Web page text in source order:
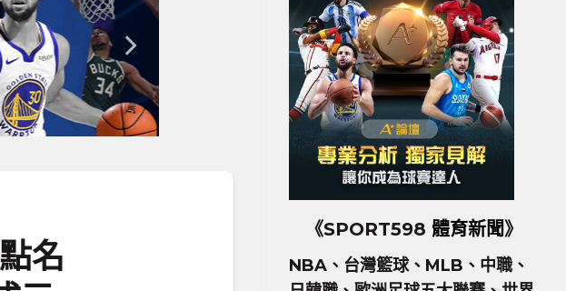
名
《SPORT598 體育新聞》
NBA、台灣籃球、MLB、中職、